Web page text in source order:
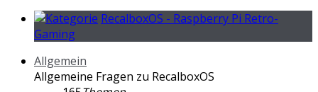
RecalboxOS - Raspberry Pi Retro-
Gaming
Allgemein
Allgemeine Fragen zu RecalboxOS